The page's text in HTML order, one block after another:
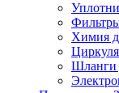
Химия
Шланги